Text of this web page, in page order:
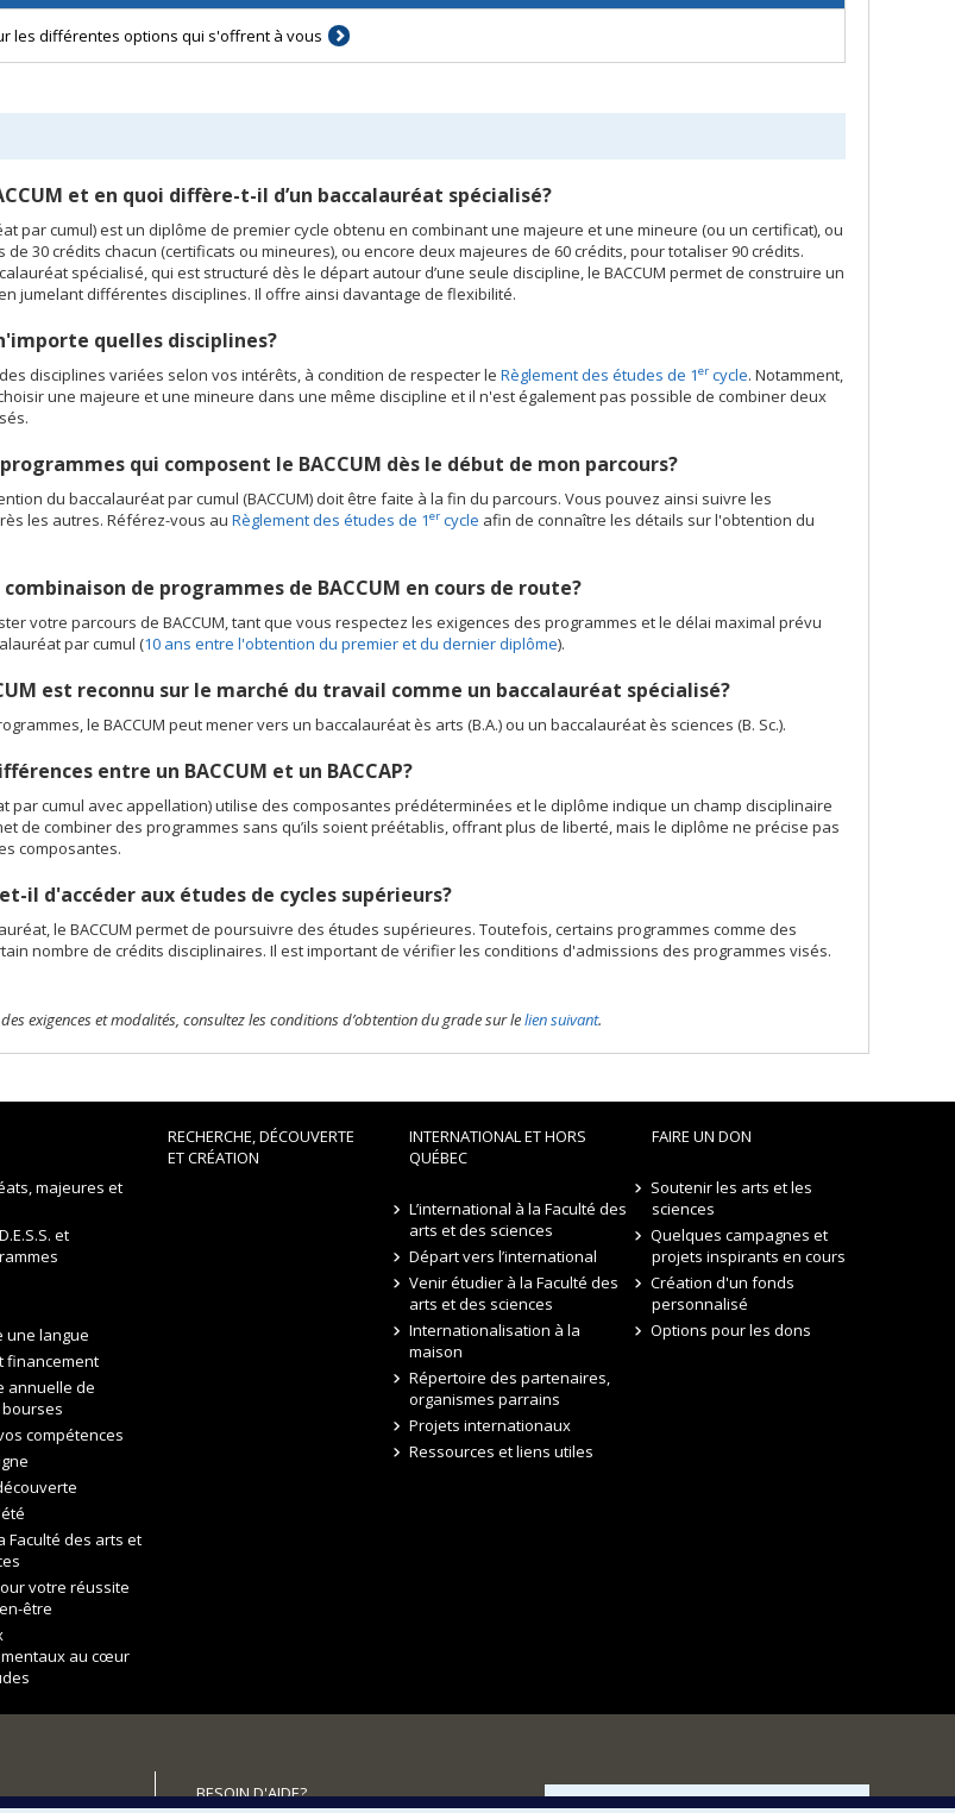
les différentes options qui s'offrent à vous
et en quoi diffère-t-il d’un baccalauréat spécialisé?
par cumul) est un diplôme de premier cycle obtenu en combinant une majeure et une mineure (ou un certificat), ou
30 crédits chacun (certificats ou mineures), ou encore deux majeures de 60 crédits, pour totaliser 90 crédits.
spécialisé, qui est structuré dès le départ autour d’une seule discipline, le BACCUM permet de construire un
jumelant différentes disciplines. Il offre ainsi davantage de flexibilité.
quelles disciplines?
disciplines variées selon vos intérêts, à condition de respecter le Règlement des études de 1er cycle. Notamment,
une majeure et une mineure dans une même discipline et il n'est également pas possible de combiner deux
qui composent le BACCUM dès le début de mon parcours?
du baccalauréat par cumul (BACCUM) doit être faite à la fin du parcours. Vous pouvez ainsi suivre les
les autres. Référez-vous au Règlement des études de 1er cycle afin de connaître les détails sur l'obtention du
de programmes de BACCUM en cours de route?
votre parcours de BACCUM, tant que vous respectez les exigences des programmes et le délai maximal prévu
par cumul (10 ans entre l'obtention du premier et du dernier diplôme).
est reconnu sur le marché du travail comme un baccalauréat spécialisé?
le BACCUM peut mener vers un baccalauréat ès arts (B.A.) ou un baccalauréat ès sciences (B. Sc.).
entre un BACCUM et un BACCAP?
par cumul avec appellation) utilise des composantes prédéterminées et le diplôme indique un champ disciplinaire
de combiner des programmes sans qu’ils soient préétablis, offrant plus de liberté, mais le diplôme ne précise pas
composantes.
il d'accéder aux études de cycles supérieurs?
le BACCUM permet de poursuivre des études supérieures. Toutefois, certains programmes comme des
nombre de crédits disciplinaires. Il est important de vérifier les conditions d'admissions des programmes visés.
exigences et modalités, consultez les conditions d’obtention du grade sur lelien suivant.
majeures et
et
une langue
financement
annuelle de
compétences
Faculté des arts et
votre réussite
être
au cœur
RECHERCHE, DÉCOUVERTE
ET CRÉATION
INTERNATIONAL ET HORS
QUÉBEC
L’international à la Faculté des
arts et des sciences
Départ vers l’international
Venir étudier à la Faculté des
arts et des sciences
Internationalisation à la
maison
Répertoire des partenaires,
organismes parrains
Projets internationaux
Ressources et liens utiles
FAIRE UN DON
Soutenir les arts et les
sciences
Quelques campagnes et
projets inspirants en cours
Création d'un fonds
personnalisé
Options pour les dons
BESOIN D'AIDE?
FACULTÉ DES ARTS ET DES SCIENCES